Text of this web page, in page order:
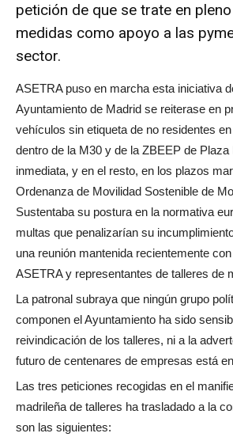
petición de que se trate en
medidas como apoyo a las
sector.
ASETRA puso en marcha esta iniciativa
Ayuntamiento de Madrid se reiterase en
vehículos sin etiqueta de no residentes
dentro de la M30 y de la ZBEEP de
inmediata, y en el resto, en los plazos
Ordenanza de Movilidad Sostenible de
Sustentaba su postura en la normativa
multas que penalizarían su
una reunión mantenida recientemente
ASETRA y representantes de talleres de
La patronal subraya que ningún grupo
componen el Ayuntamiento ha sido
reivindicación de los talleres, ni a la
futuro de centenares de empresas está
Las tres peticiones recogidas en el
madrileña de talleres ha trasladado a la
son las siguientes: